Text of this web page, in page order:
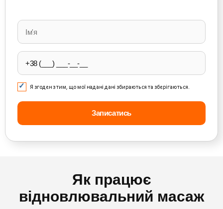
leave
this
field
empty.
Я згоден з тим, що мої надані дані збираються та зберігаються.
Як працює
відновлювальний масаж